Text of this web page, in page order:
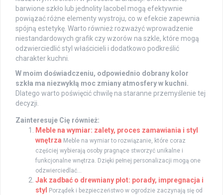
barwione szkło lub jednolity lacobel mogą efektywnie
powiązać różne elementy wystroju, co w efekcie zapewnia
spójną estetykę. Warto również rozważyć wprowadzenie
niestandardowych grafik czy wzorów na szkle, które mogą
odzwierciedlić styl właścicieli i dodatkowo podkreślić
charakter kuchni.
W moim doświadczeniu, odpowiednio dobrany kolor
szkła ma niezwykłą moc zmiany atmosfery w kuchni.
Dlatego warto poświęcić chwilę na staranne przemyślenie tej
decyzji.
Zainteresuje Cię również:
Meble na wymiar: zalety, proces zamawiania i styl
wnętrza Meble na wymiar to rozwiązanie, które coraz
częściej wybierają osoby pragnące stworzyć unikalne i
funkcjonalne wnętrza. Dzięki pełnej personalizacji mogą one
odzwierciedlać...
Jak zadbać o drewniany płot: porady, impregnacja i
styl
Porządek i bezpieczeństwo w ogrodzie zaczynają się od